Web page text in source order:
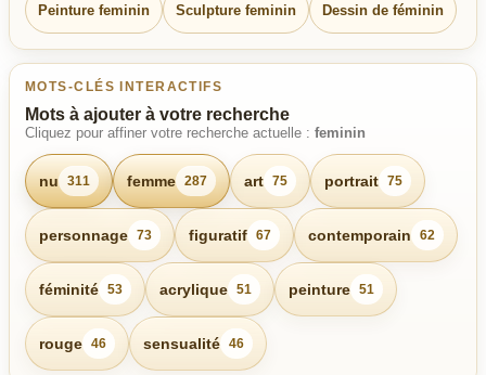
Peinture feminin Sculpture feminin Dessin de féminin
MOTS-CLÉS INTERACTIFS
Mots à ajouter à votre recherche
Cliquez pour affiner votre recherche actuelle : feminin
nu 311 femme 287 art 75 portrait 75
personnage 73 figuratif 67 contemporain 62
féminité 53 acrylique 51 peinture 51
rouge 46 sensualité 46